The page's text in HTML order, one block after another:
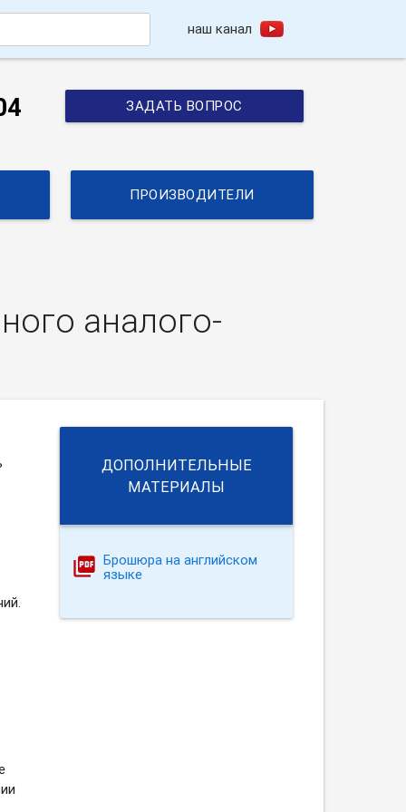
наш канал
ЗАДАТЬ ВОПРОС
ПРОИЗВОДИТЕЛИ
аналого-
ДОПОЛНИТЕЛЬНЫЕ
МАТЕРИАЛЫ
Брошюра на английском
языке